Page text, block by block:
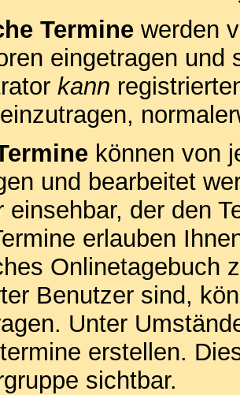
Termine werden
eingetragen und
kann
können von
und bearbeitet
einsehbar, der den
erlauben
Onlinetagebuch
Benutzer sind,
Unter
erstellen.
sichtbar.